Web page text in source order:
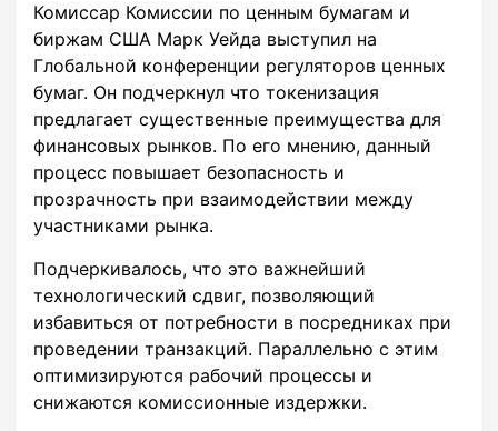
Комиссар Комиссии по ценным бумагам и
биржам США Марк Уейда выступил на
Глобальной конференции регуляторов ценных
бумаг. Он подчеркнул что токенизация
предлагает существенные преимущества для
финансовых рынков. По его мнению, данный
процесс повышает безопасность и
прозрачность при взаимодействии между
участниками рынка.
Подчеркивалось, что это важнейший
технологический сдвиг, позволяющий
избавиться от потребности в посредниках при
проведении транзакций. Параллельно с этим
оптимизируются рабочий процессы и
снижаются комиссионные издержки.